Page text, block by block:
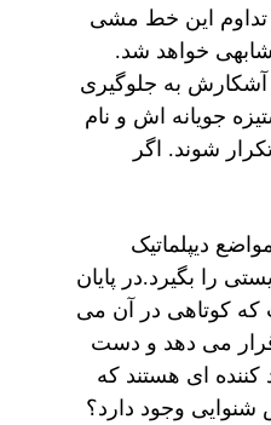
تداوم این خط مشی
خواهد شد.
آشکارش به جلوگیری
جویانه اش و نام
شوند. اگر
این است که مواضع دیپلماتیک
را بگیرد.در پایان
که کوتاهی در آن می
قرار می دهد و دست
ای هستند که
وجود دارد؟